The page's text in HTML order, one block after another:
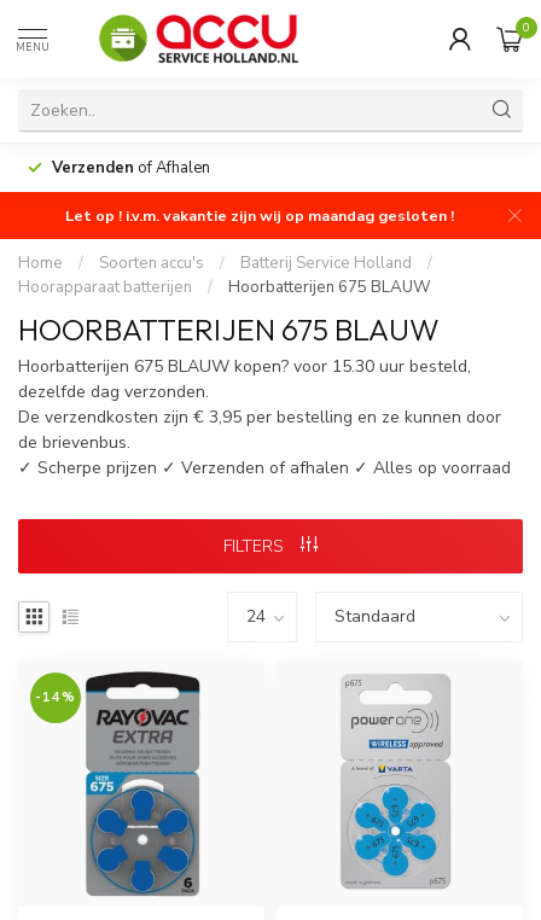
MENU
0
Verzenden of Afhalen
Let op ! i.v.m. vakantie zijn wij op maandag gesloten !
Home / Soorten accu's / Batterij Service Holland
/
Hoorapparaat batterijen
/ Hoorbatterijen 675 BLAUW
HOORBATTERIJEN 675 BLAUW
Hoorbatterijen 675 BLAUW kopen? voor 15.30 uur besteld,
dezelfde dag verzonden.
De verzendkosten zijn € 3,95 per bestelling en ze kunnen door
de brievenbus.
✓ Scherpe prijzen ✓ Verzenden of afhalen ✓ Alles op voorraad
FILTERS
-14%